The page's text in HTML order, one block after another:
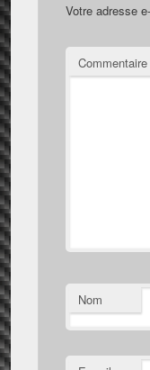
Votre adresse
Commentaire
Nom